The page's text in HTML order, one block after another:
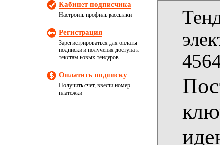
Кабинет подписчика
Настроить профиль рассылки
Регистрация
Зарегистрироваться для оплаты
подписки и получения доступа к
текстам новых тендеров
Оплатить подписку
Получить счет, ввести номер
платежки